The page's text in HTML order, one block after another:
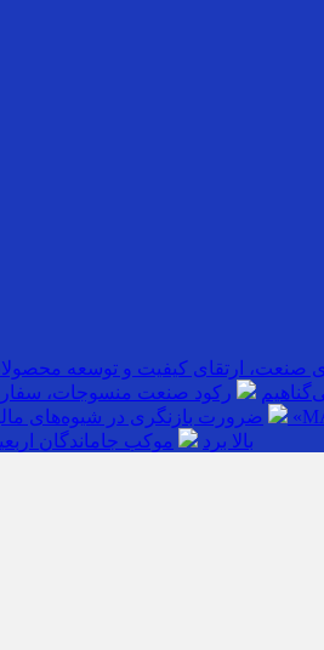
صنعت، ارتقای کیفیت و توسعه
رکود صنعت منسوجات،
ضرورت بازنگری در شیوه‌های
بالا برد
موکب جاماندگان